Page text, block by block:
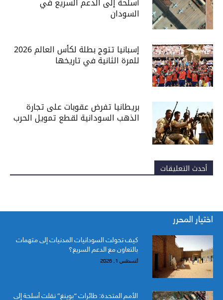
السودان
إسبانيا تتوج بطلة لكأس العالم 2026
للمرة الثانية في تاريخها
بريطانيا تفرض عقوبات على تجارة
الذهب السودانية لقطع تمويل الحرب
أحدث التعليقات
اختيار المحرر
كيف تحولت السودانيات المدنيات إلى متهمات
بالتعاون مع الدعم السريع؟
أغسطس 1, 2026
الأمم المتحدة: طائرات “بوينغ” نقلت أسلحة إلى